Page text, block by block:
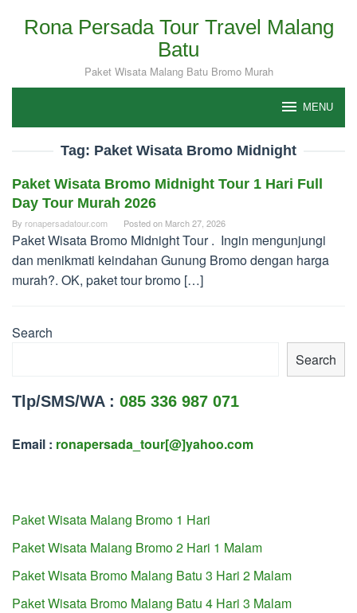
Rona Persada Tour Travel Malang
Batu
Paket Wisata Malang Batu Bromo Murah
MENU
Tag: Paket Wisata Bromo Midnight
Paket Wisata Bromo Midnight Tour 1 Hari Full
Day Tour Murah 2026
By ronapersadatour.com Posted on March 27, 2026
Paket Wisata Bromo Midnight Tour . Ingin mengunjungi
dan menikmati keindahan Gunung Bromo dengan harga
murah?. OK, paket tour bromo […]
Search
Search
Tlp/SMS/WA : 085 336 987 071
Email : ronapersada_tour[@]yahoo.com
Paket Wisata Malang Bromo 1 Hari
Paket Wisata Malang Bromo 2 Hari 1 Malam
Paket Wisata Bromo Malang Batu 3 Hari 2 Malam
Paket Wisata Bromo Malang Batu 4 Hari 3 Malam